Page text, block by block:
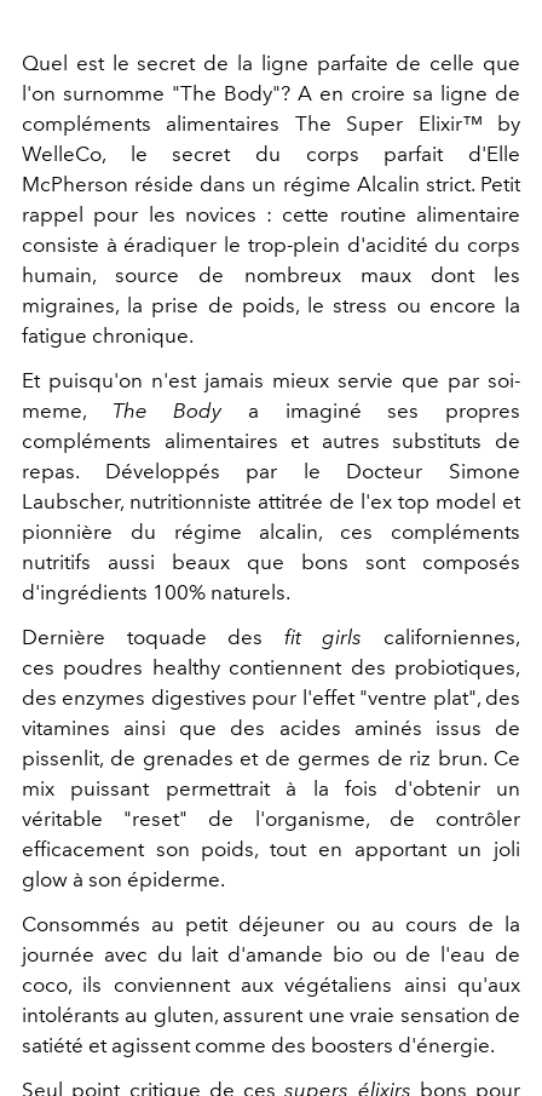
Quel est le secret de la ligne parfaite de celle que
l'on surnomme "The Body"? A en croire sa ligne de
compléments alimentaires The Super Elixir™ by
WelleCo, le secret du corps parfait d'Elle
McPherson réside dans un régime Alcalin strict. Petit
rappel pour les novices : cette routine alimentaire
consiste à éradiquer le trop-plein d'acidité du corps
humain, source de nombreux maux dont les
migraines, la prise de poids, le stress ou encore la
fatigue chronique.
Et puisqu'on n'est jamais mieux servie que par soi-
meme, The Body a imaginé ses propres
compléments alimentaires et autres substituts de
repas. Développés par le Docteur Simone
Laubscher, nutritionniste attitrée de l'ex top model et
pionnière du régime alcalin, ces compléments
nutritifs aussi beaux que bons sont composés
d'ingrédients 100% naturels.
Dernière toquade des fit girls californiennes,
ces poudres healthy contiennent des probiotiques,
des enzymes digestives pour l'effet "ventre plat", des
vitamines ainsi que des acides aminés issus de
pissenlit, de grenades et de germes de riz brun. Ce
mix puissant permettrait à la fois d'obtenir un
véritable "reset" de l'organisme, de contrôler
efficacement son poids, tout en apportant un joli
glow à son épiderme.
Consommés au petit déjeuner ou au cours de la
journée avec du lait d'amande bio ou de l'eau de
coco, ils conviennent aux végétaliens ainsi qu'aux
intolérants au gluten, assurent une vraie sensation de
satiété et agissent comme des boosters d'énergie.
Seul point critique de cessupers élixirs bons pour